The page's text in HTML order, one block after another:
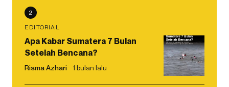
2
EDITORIAL
Apa Kabar Sumatera 7 Bulan
Setelah Bencana?
Risma Azhari 1 bulan lalu